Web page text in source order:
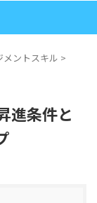
メントスキル >
進条件と